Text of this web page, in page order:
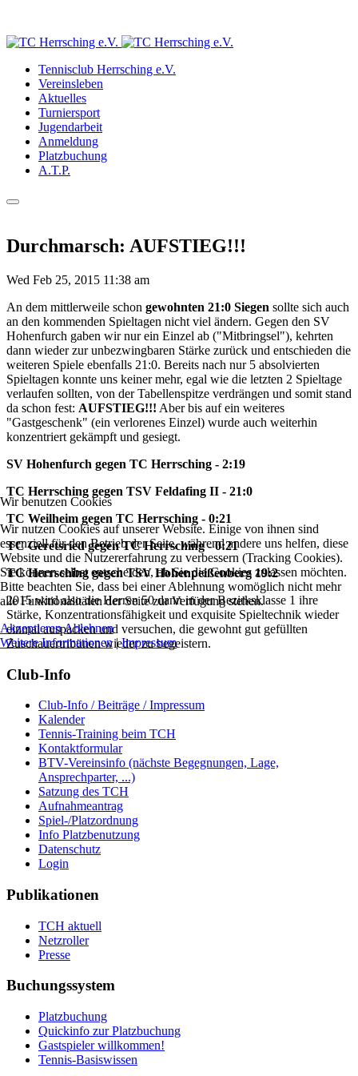
Tennisclub Herrsching e.V.
Vereinsleben
Aktuelles
Turniersport
Jugendarbeit
Anmeldung
Platzbuchung
A.T.P.
Durchmarsch: AUFSTIEG!!!
Wed Feb 25, 2015 11:38 am
An dem mittlerweile schon gewohnten 21:0 Siegen sollte sich auch
an den kommenden Spieltagen nicht viel ändern. Gegen den SV
Hohenfurch gaben wir nur ein Einzel ab ("Mitbringsel"), kehrten
dann wieder zur unbezwingbaren Stärke zurück und entschieden die
weiteren Spiele ebenfalls 21:0. Bereits nach nur 5 absolvierten
Spieltagen konnte uns keiner mehr, egal wie die letzten 2 Spieltage
verlaufen sollten, von der Tabellenspitze verdrängen und somit stand
da schon fest: AUFSTIEG!!! Aber bis auf ein weiteres
"Gastgeschenk" (ein verlorenes Einzel) wurde auch weiterhin
konzentriert gekämpft und gesiegt.
SV Hohenfurch gegen TC Herrsching - 2:19
TC Herrsching gegen TSV Feldafing II - 21:0
TC Weilheim gegen TC Herrsching - 0:21
TC Geretsried gegen TC Herrsching - 0:21
TC Herrsching gegen TSV Hohenpeißenberg 19:2
2015 wird also die Herren 50 dann in der Bezirksklasse 1 ihre
Stärke, Konzentrationsfähigkeit und exquisite Spieltechnik wieder
einmal auspacken und versuchen, die gewohnt gut gefüllten
Zuschauertribünen wieder zu begeistern.
Club-Info
Club-Info / Beiträge / Impressum
Kalender
Tennis-Training beim TCH
Kontaktformular
BTV-Vereinsinfo (nächste Begegnungen, Lage,
Ansprechparter, ...)
Satzung des TCH
Aufnahmeantrag
Spiel-/Platzordnung
Info Platzbenutzung
Datenschutz
Login
Publikationen
TCH aktuell
Netzroller
Presse
Buchungssystem
Platzbuchung
Quickinfo zur Platzbuchung
Gastspieler willkommen!
Tennis-Basiswissen
Wir benutzen Cookies
Wir nutzen Cookies auf unserer Website. Einige von ihnen sind
essenziell für den Betrieb der Seite, während andere uns helfen, diese
Website und die Nutzererfahrung zu verbessern (Tracking Cookies).
Sie können selbst entscheiden, ob Sie die Cookies zulassen möchten.
Bitte beachten Sie, dass bei einer Ablehnung womöglich nicht mehr
alle Funktionalitäten der Seite zur Verfügung stehen.
AkzeptierenAblehnen
Weitere Informationen|Impressum